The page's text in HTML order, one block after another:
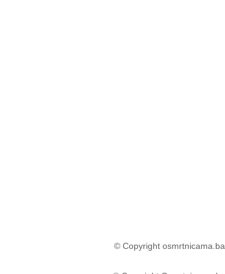
© Copyright osmrtnicama.ba